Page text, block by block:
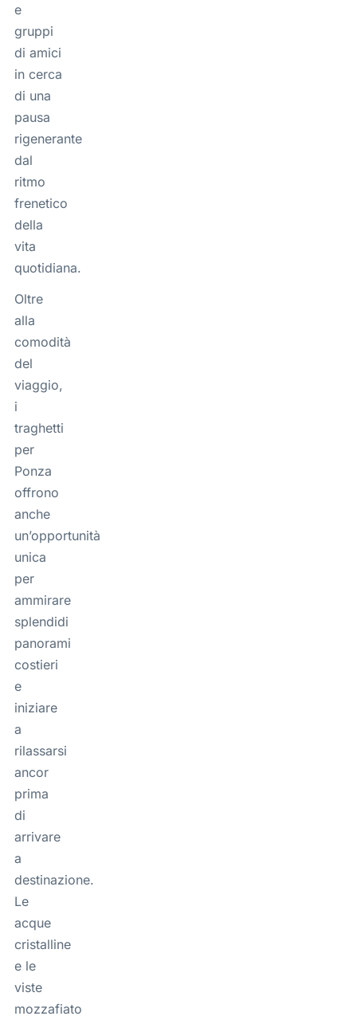
e
gruppi
di amici
in cerca
di una
pausa
rigenerante
dal
ritmo
frenetico
della
vita
quotidiana.
Oltre
alla
comodità
del
viaggio,
i
traghetti
per
Ponza
offrono
anche
un’opportunità
unica
per
ammirare
splendidi
panorami
costieri
e
iniziare
a
rilassarsi
ancor
prima
di
arrivare
a
destinazione.
Le
acque
cristalline
e le
viste
mozzafiato